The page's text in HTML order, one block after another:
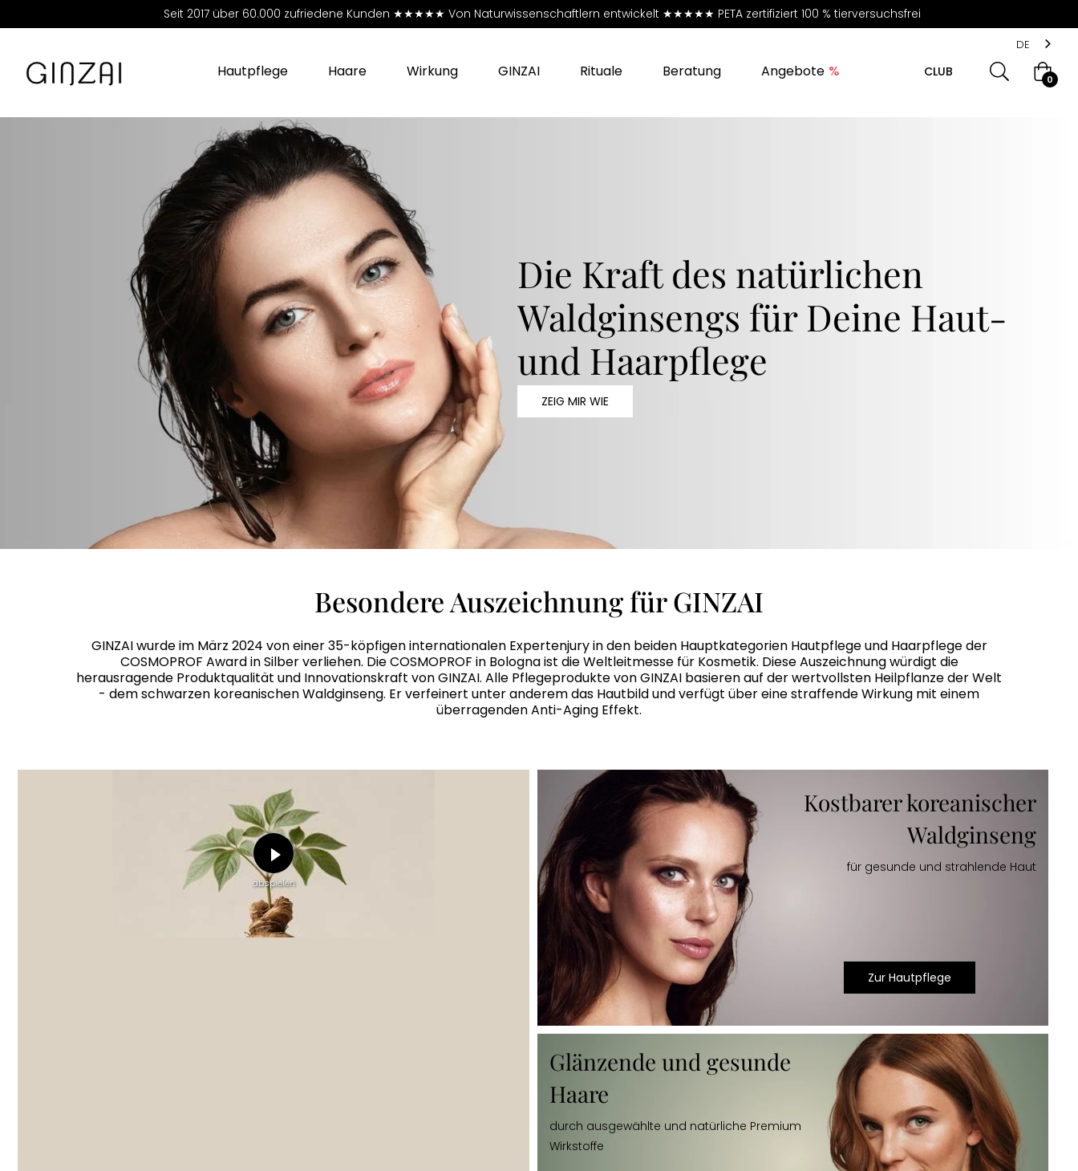
Seit 2017 über 60.000 zufriedene Kunden ★★★★★ Von Naturwissenschaftlern entwickelt ★★★★★ PETA zertifiziert 100 % tierversuchsfrei
Hautpflege Haare Wirkung GINZAI Rituale Beratung Angebote CLUB 0
DE
Die Kraft des natürlichen
Waldginsengs für Deine Haut-
und Haarpflege
ZEIG MIR WIE
Besondere Auszeichnung für GINZAI
GINZAI wurde im März 2024 von einer 35-köpfigen internationalen Expertenjury in den beiden Hauptkategorien Hautpflege und Haarpflege der
COSMOPROF Award in Silber verliehen. Die COSMOPROF in Bologna ist die Weltleitmesse für Kosmetik. Diese Auszeichnung würdigt die
herausragende Produktqualität und Innovationskraft von GINZAI. Alle Pflegeprodukte von GINZAI basieren auf der wertvollsten Heilpflanze der Welt
- dem schwarzen koreanischen Waldginseng. Er verfeinert unter anderem das Hautbild und verfügt über eine straffende Wirkung mit einem
überragenden Anti-Aging Effekt.
Kostbarer koreanischer
Waldginseng
für gesunde und strahlende Haut
Zur Hautpflege
Glänzende und gesunde
Haare
durch ausgewählte und natürliche Premium
Wirkstoffe